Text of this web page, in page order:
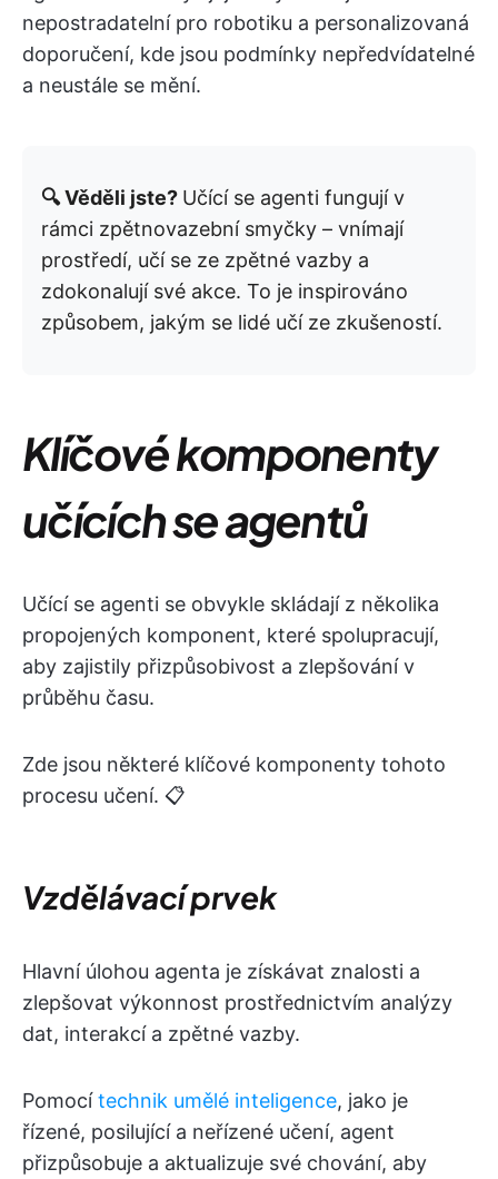
nepostradatelní pro robotiku a personalizovaná
doporučení, kde jsou podmínky nepředvídatelné
a neustále se mění.
🔍 Věděli jste? Učící se agenti fungují v
rámci zpětnovazební smyčky – vnímají
prostředí, učí se ze zpětné vazby a
zdokonalují své akce. To je inspirováno
způsobem, jakým se lidé učí ze zkušeností.
Klíčové komponenty
učících se agentů
Učící se agenti se obvykle skládají z několika
propojených komponent, které spolupracují,
aby zajistily přizpůsobivost a zlepšování v
průběhu času.
Zde jsou některé klíčové komponenty tohoto
procesu učení. 📋
Vzdělávací prvek
Hlavní úlohou agenta je získávat znalosti a
zlepšovat výkonnost prostřednictvím analýzy
dat, interakcí a zpětné vazby.
Pomocítechnik umělé inteligence, jako je
řízené, posilující a neřízené učení, agent
přizpůsobuje a aktualizuje své chování, aby